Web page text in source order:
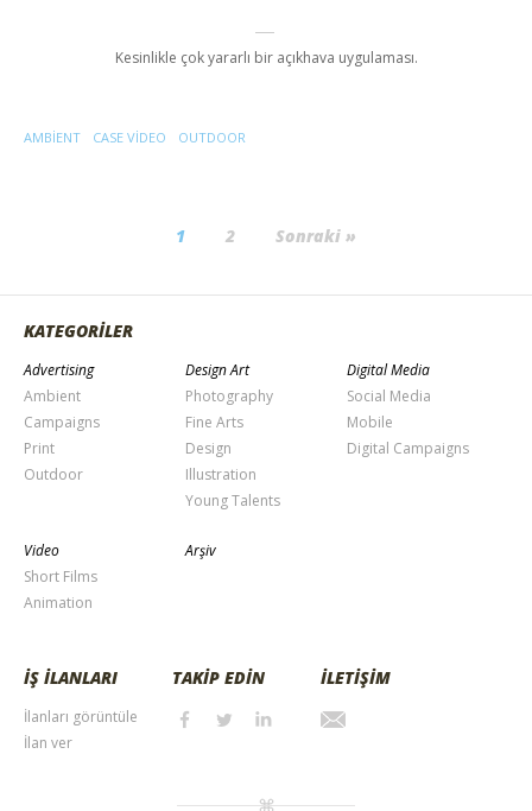
Kesinlikle çok yararlı bir açıkhava uygulaması.
AMBIENT CASE VIDEO OUTDOOR
1 2 Sonraki »
KATEGORİLER
Advertising
Ambient
Campaigns
Print
Outdoor
Design Art
Photography
Fine Arts
Design
Illustration
Young Talents
Digital Media
Social Media
Mobile
Digital Campaigns
Video
Short Films
Animation
Arşiv
İŞ İLANLARI
İlanları görüntüle
İlan ver
TAKİP EDİN İLETİŞİM